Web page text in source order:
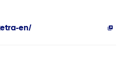
en/